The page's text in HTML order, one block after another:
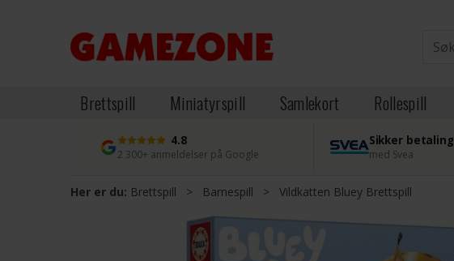
Brettspill Miniatyrspill Samlekort Rollespill
4.8
2 300+ anmeldelser på Google
Sikker betaling
med Svea
Her er du: Brettspill > Barnespill > Vildkatten Bluey Brettspill